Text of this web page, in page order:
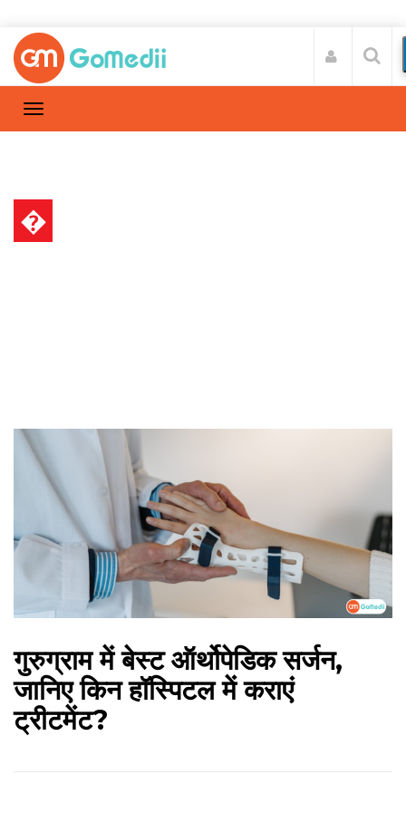
�
गुरुग्राम में बेस्ट ऑर्थोपेडिक सर्जन,
जानिए किन हॉस्पिटल में कराएं
ट्रीटमेंट?